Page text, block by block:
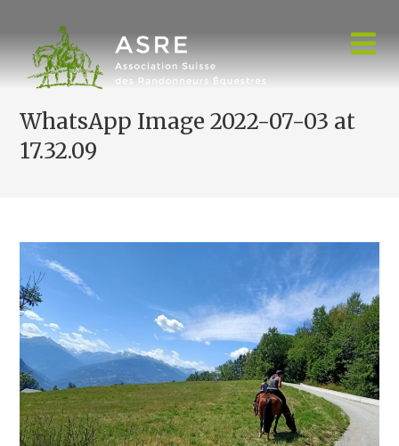
content
WhatsApp Image 2022-07-03 at
17.32.09